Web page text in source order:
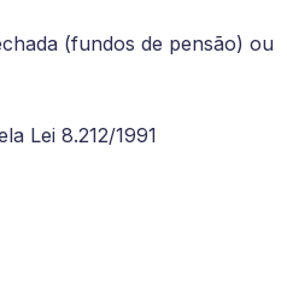
(fundos de pensão) ou
Lei 8.212/1991